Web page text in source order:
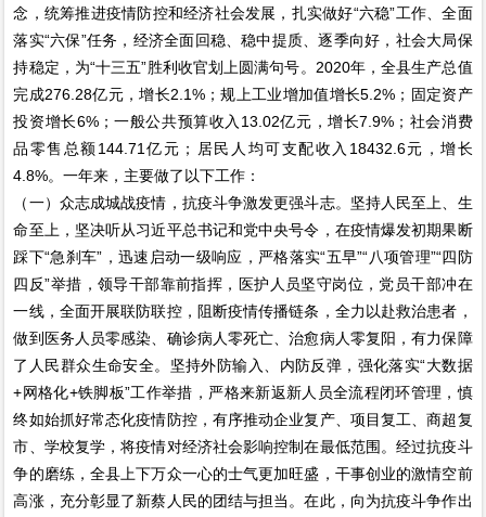
念，统筹推进疫情防控和经济社会发展，扎实做好“六稳”工作、全面
落实“六保”任务，经济全面回稳、稳中提质、逐季向好，社会大局保
持稳定，为“十三五”胜利收官划上圆满句号。2020年，全县生产总值
完成276.28亿元，增长2.1%；规上工业增加值增长5.2%；固定资产
投资增长6%；一般公共预算收入13.02亿元，增长7.9%；社会消费
品零售总额144.71亿元；居民人均可支配收入18432.6元，增长
4.8%。一年来，主要做了以下工作：
（一）众志成城战疫情，抗疫斗争激发更强斗志。坚持人民至上、生
命至上，坚决听从习近平总书记和党中央号令，在疫情爆发初期果断
踩下“急刹车”，迅速启动一级响应，严格落实“五早”“八项管理”“四防
四反”举措，领导干部靠前指挥，医护人员坚守岗位，党员干部冲在
一线，全面开展联防联控，阻断疫情传播链条，全力以赴救治患者，
做到医务人员零感染、确诊病人零死亡、治愈病人零复阳，有力保障
了人民群众生命安全。坚持外防输入、内防反弹，强化落实“大数据
+网格化+铁脚板”工作举措，严格来新返新人员全流程闭环管理，慎
终如始抓好常态化疫情防控，有序推动企业复产、项目复工、商超复
市、学校复学，将疫情对经济社会影响控制在最低范围。经过抗疫斗
争的磨练，全县上下万众一心的士气更加旺盛，干事创业的激情空前
高涨，充分彰显了新蔡人民的团结与担当。在此，向为抗疫斗争作出